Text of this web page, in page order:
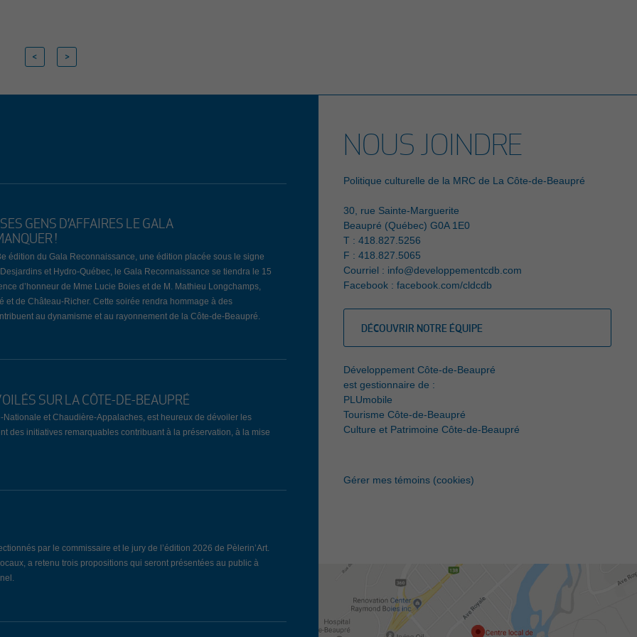
GENS D’AFFAIRES LE GALA
!
édition du Gala Reconnaissance, une édition placée sous le signe
et Hydro-Québec, le Gala Reconnaissance se tiendra le 15
d’honneur de Mme Lucie Boies et de M. Mathieu Longchamps,
de Château-Richer. Cette soirée rendra hommage à des
au dynamisme et au rayonnement de la Côte-de-Beaupré.
SUR LA CÔTE-DE-BEAUPRÉ
et Chaudière-Appalaches, est heureux de dévoiler les
des initiatives remarquables contribuant à la préservation, à la mise
par le commissaire et le jury de l’édition 2026 de Pèlerin’Art.
a retenu trois propositions qui seront présentées au public à
NOUS JOINDRE
Politique culturelle de la MRC de La Côte-de-Beaupré
30, rue Sainte-Marguerite
Beaupré (Québec) G0A 1E0
T : 418.827.5256
F : 418.827.5065
Courriel : info@developpementcdb.com
Facebook :facebook.com/cldcdb
DÉCOUVRIR NOTRE ÉQUIPE
Développement Côte-de-Beaupré
est gestionnaire de :
PLUmobile
Tourisme Côte-de-Beaupré
Culture et Patrimoine Côte-de-Beaupré
Gérer mes témoins (cookies)